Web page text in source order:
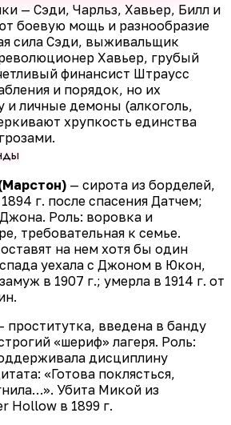
— Сэди, Чарльз, Хавьер, Билл и
боевую мощь и разнообразие
сила Сэди, выживальщик
Хавьер, грубый
финансист Штраусс
и порядок, но их
и личные демоны (алкоголь,
хрупкость единства
— сирота из борделей,
г. после спасения Датчем;
Роль: воровка и
требовательная к семье.
на нем хотя бы один
уехала с Джоном в Юкон,
в 1907 г.; умерла в 1914 г. от
проститутка, введена в банду
«шериф» лагеря. Роль:
дисциплину
«Готова поклясться,
Убита Микой из
Hollow в 1899 г.